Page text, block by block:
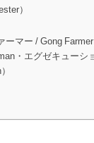
）
マー / Gong Farmer
・エグゼキューシ